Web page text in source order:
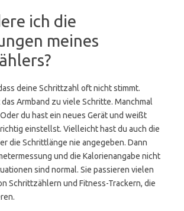
ich die
meines
deine Schrittzahl oft nicht stimmt.
Armband zu viele Schritte. Manchmal
du hast ein neues Gerät und weißt
einstellst. Vielleicht hast du auch die
die Schrittlänge nie angegeben. Dann
und die Kalorienangabe nicht
sind normal. Sie passieren vielen
Schrittzählern und Fitness-Trackern, die